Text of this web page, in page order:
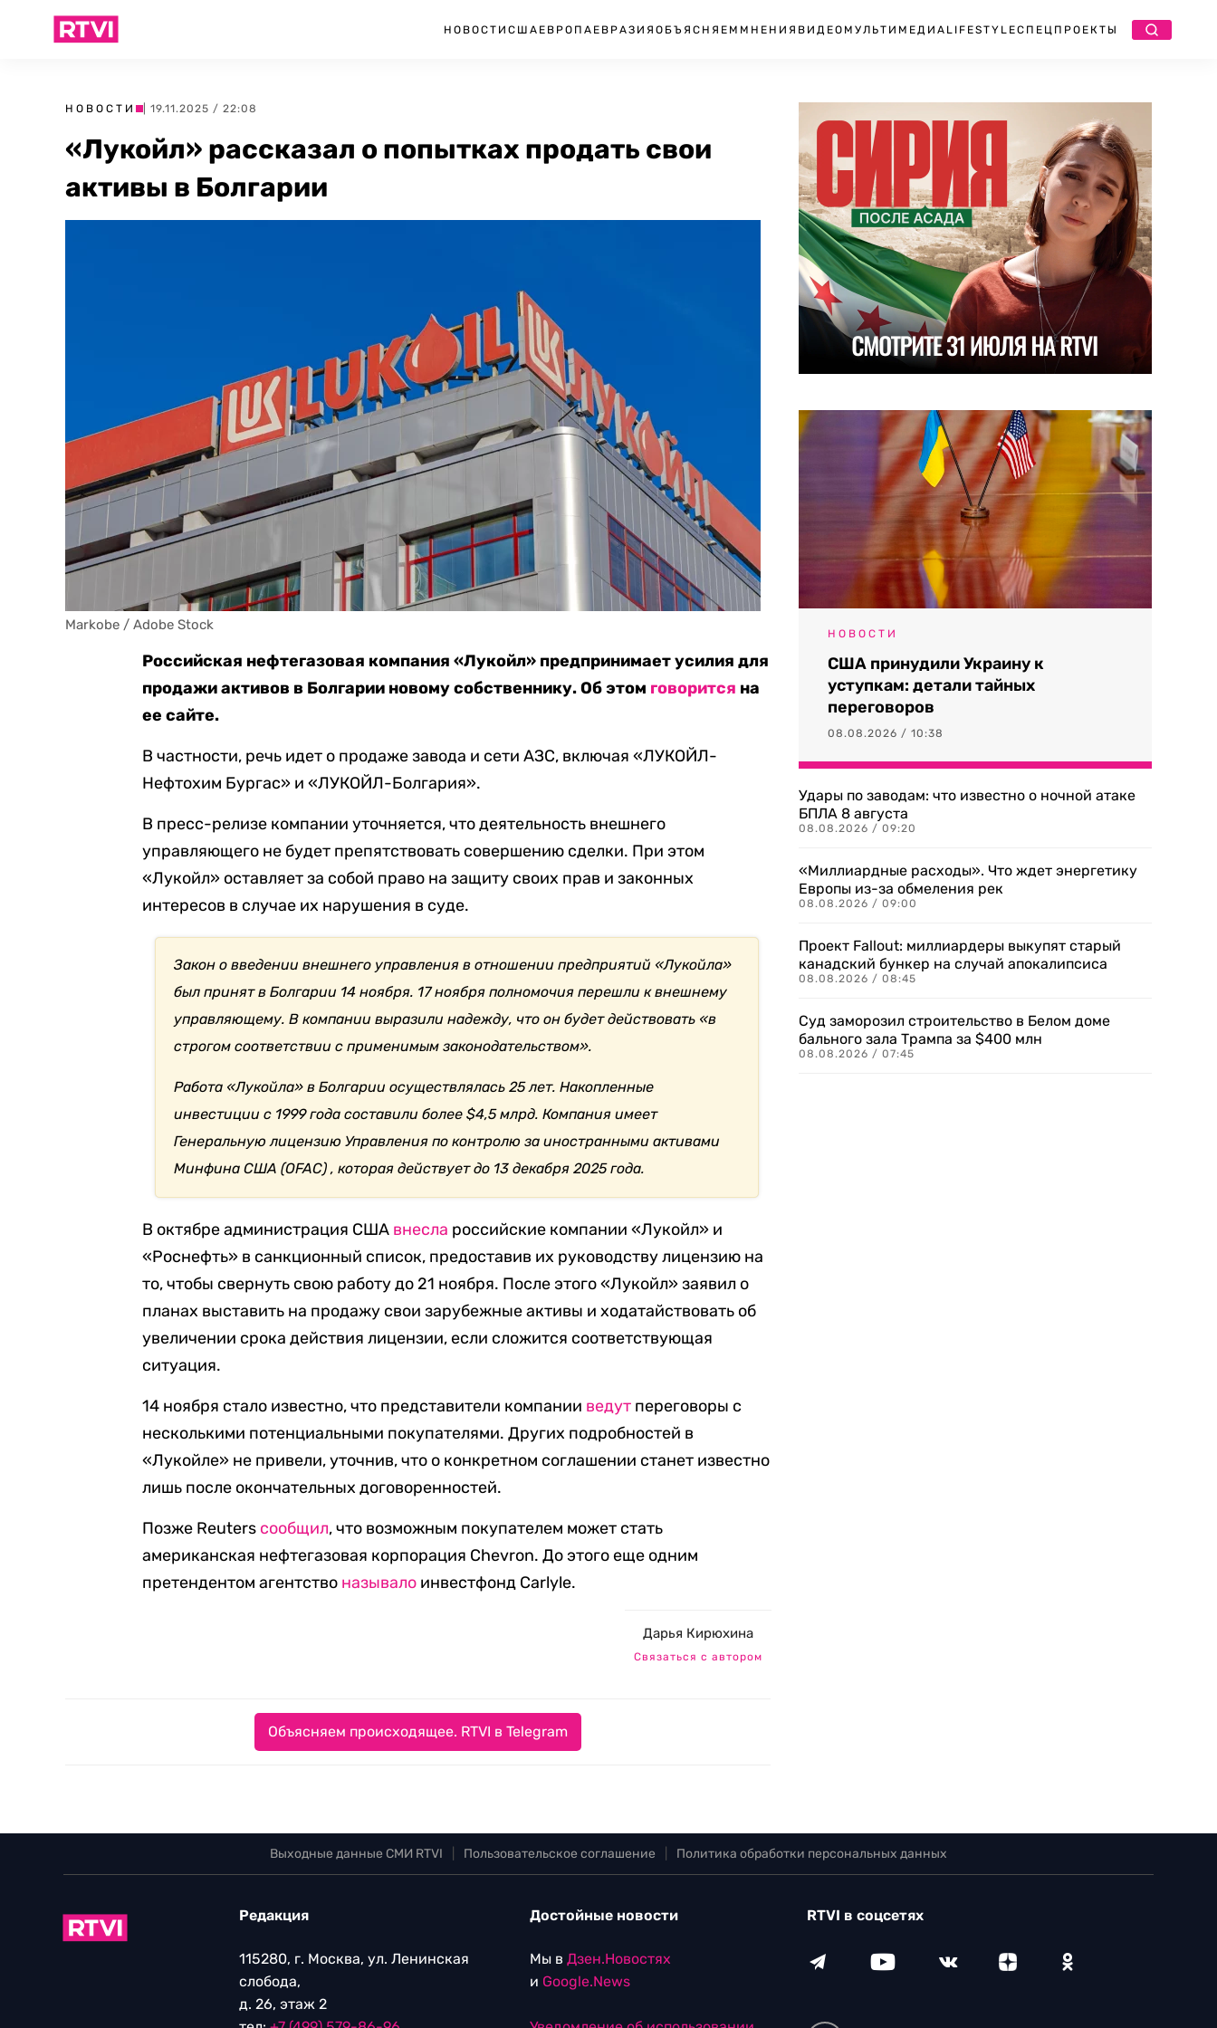
НОВОСТИ США ЕВРОПА ЕВРАЗИЯ ОБЪЯСНЯЕМ МНЕНИЯ ВИДЕО МУЛЬТИМЕДИА LIFESTYLEСПЕЦПРОЕКТЫ
НОВОСТИ | 19.11.2025 / 22:08
«Лукойл» рассказал о попытках продать свои
активы в Болгарии
Markobe / Adobe Stock
Российская нефтегазовая компания «Лукойл» предпринимает усилия для
продажи активов в Болгарии новому собственнику. Об этом говорится на
ее сайте.
В частности, речь идет о продаже завода и сети АЗС, включая «ЛУКОЙЛ-
Нефтохим Бургас» и «ЛУКОЙЛ-Болгария».
В пресс-релизе компании уточняется, что деятельность внешнего
управляющего не будет препятствовать совершению сделки. При этом
«Лукойл» оставляет за собой право на защиту своих прав и законных
интересов в случае их нарушения в суде.
Закон о введении внешнего управления в отношении предприятий «Лукойла»
был принят в Болгарии 14 ноября. 17 ноября полномочия перешли к внешнему
управляющему. В компании выразили надежду, что он будет действовать «в
строгом соответствии с применимым законодательством».
Работа «Лукойла» в Болгарии осуществлялась 25 лет. Накопленные
инвестиции с 1999 года составили более $4,5 млрд. Компания имеет
Генеральную лицензию Управления по контролю за иностранными активами
Минфина США (OFAC) , которая действует до 13 декабря 2025 года.
В октябре администрация США внесла российские компании «Лукойл» и
«Роснефть» в санкционный список, предоставив их руководству лицензию на
то, чтобы свернуть свою работу до 21 ноября. После этого «Лукойл» заявил о
планах выставить на продажу свои зарубежные активы и ходатайствовать об
увеличении срока действия лицензии, если сложится соответствующая
ситуация.
14 ноября стало известно, что представители компании ведут переговоры с
несколькими потенциальными покупателями. Других подробностей в
«Лукойле» не привели, уточнив, что о конкретном соглашении станет известно
лишь после окончательных договоренностей.
Позже Reuters сообщил, что возможным покупателем может стать
американская нефтегазовая корпорация Chevron. До этого еще одним
претендентом агентство называло инвестфонд Carlyle.
Дарья Кирюхина
Связаться с автором
Объясняем происходящее. RTVI в Telegram
НОВОСТИ
США принудили Украину к
уступкам: детали тайных
переговоров
08.08.2026 / 10:38
Удары по заводам: что известно о ночной атаке
БПЛА 8 августа
08.08.2026 / 09:20
«Миллиардные расходы». Что ждет энергетику
Европы из-за обмеления рек
08.08.2026 / 09:00
Проект Fallout: миллиардеры выкупят старый
канадский бункер на случай апокалипсиса
08.08.2026 / 08:45
Суд заморозил строительство в Белом доме
бального зала Трампа за $400 млн
08.08.2026 / 07:45
Выходные данные СМИ RTVI Пользовательское соглашение Политика обработки персональных данных
Редакция
115280, г. Москва, ул. Ленинская
слобода,
д. 26, этаж 2
Достойные новости
Мы в Дзен.Новостях
и Google.News
RTVI в соцсетях